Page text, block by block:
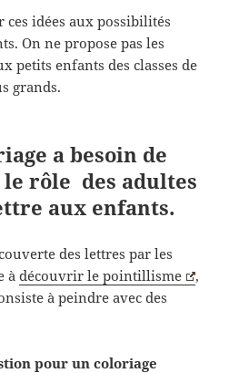
ces idées aux possibilités
On ne propose pas les
petits enfants des classes de
grands.
a besoin de
le rôle des adultes
aux enfants.
des lettres par les
àdécouvrir le pointillisme
,
à peindre avec des
pour un coloriage